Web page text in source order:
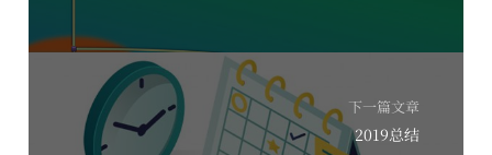
下一篇文章
2019总结